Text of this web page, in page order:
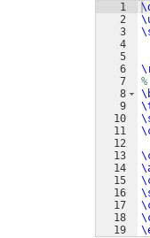
1
2
3
4
5
6
7
8
9
10
11
12
13
14
15
16
17
18
19
%